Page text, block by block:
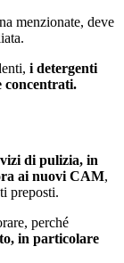
menzionate, deve
i detergenti
concentrati.
di pulizia, in
ai nuovi CAM,
preposti.
perché
in particolare